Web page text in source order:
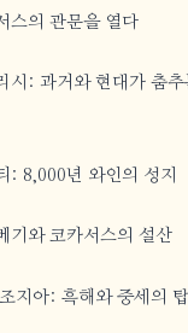
스의 관문을 열다
시: 과거와 현대가 춤추
: 8,000년 와인의 성지
기와 코카서스의 설산
지아: 흑해와 중세의